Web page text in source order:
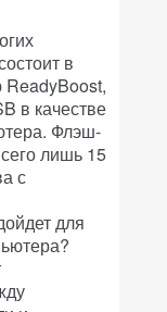
в
в качестве
Флэш-
лишь 15
с
для